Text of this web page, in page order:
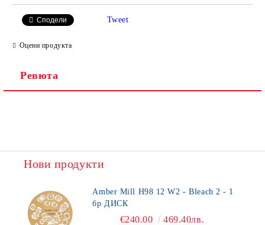
Сподели Tweet
Оцени продукта
Ревюта
Нови продукти
Amber Mill H98 12 W2 - Bleach 2 - 1
бр ДИСК
€240.00 469.40лв.